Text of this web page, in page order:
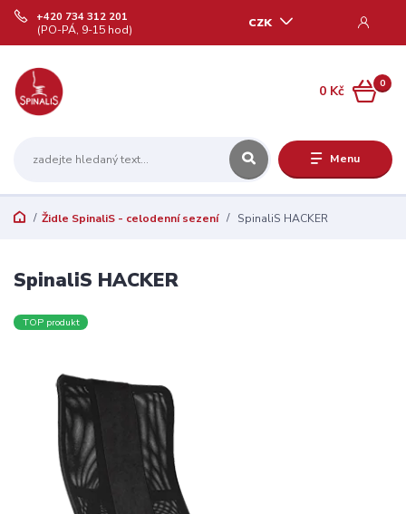
Menu
CZK
+420 734 312 201
(PO-PÁ, 9-15 hod)
0
0 Kč
Židle SpinaliS - celodenní sezení SpinaliS HACKER
SpinaliS HACKER
TOP produkt